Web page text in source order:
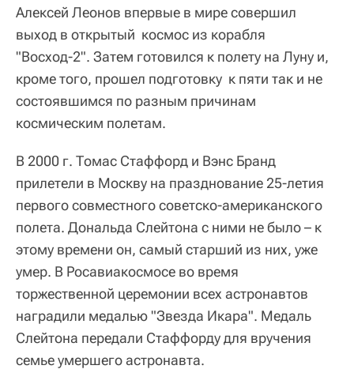
Алексей Леонов впервые в мире совершил
выход в открытый космос из корабля
"Восход-2". Затем готовился к полету на Луну и,
кроме того, прошел подготовку к пяти так и не
состоявшимся по разным причинам
космическим полетам.
В 2000 г. Томас Стаффорд и Вэнс Бранд
прилетели в Москву на празднование 25-летия
первого совместного советско-американского
полета. Дональда Слейтона с ними не было – к
этому времени он, самый старший из них, уже
умер. В Росавиакосмосе во время
торжественной церемонии всех астронавтов
наградили медалью "Звезда Икара". Медаль
Слейтона передали Стаффорду для вручения
семье умершего астронавта.